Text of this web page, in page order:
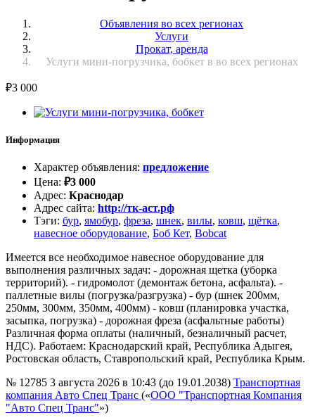
Объявления во всех регионах
Услуги
Прокат, аренда
Услуги мини-погрузчика, бобкет в во всех регионах
₽3 000
Информация
Характер объявления: предложение
Цена: ₽3 000
Адрес: Краснодар
Адрес сайта: http://тк-аст.рф
Тэги: бур, ямобур, фреза, шнек, вилы, ковш, щётка,
навесное оборудование, Боб Кет, Bobcat
Имеется все необходимое навесное оборудование для
выполнения различных задач: - дорожная щетка (уборка
территорий). - гидромолот (демонтаж бетона, асфальта). -
паллетные вилы (погрузка/разгрузка) - бур (шнек 200мм,
250мм, 300мм, 350мм, 400мм) - ковш (планировка участка,
засыпка, погрузка) - дорожная фреза (асфальтные работы)
Различная форма оплаты (наличный, безналичный расчет,
НДС). Работаем: Краснодарский край, Республика Адыгея,
Ростовская область, Ставропольский край, Республика Крым.
№ 12785 3 августа 2026 в 10:43 (до 19.01.2038) Транспортная
компания Авто Спец Транс («ООО "Транспортная Компания
"Авто Спец Транс"»)